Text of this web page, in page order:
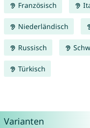
Französisch
Niederländisch
Russisch
Türkisch
Varianten